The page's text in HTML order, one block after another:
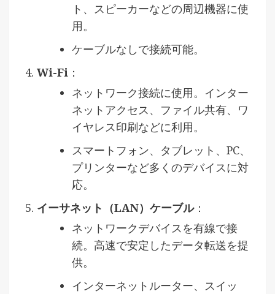
ト、スピーカーなどの周辺機器に使
用。
ケーブルなしで接続可能。
Wi-Fi ：
ネットワーク接続に使用。インター
ネットアクセス、ファイル共有、ワ
イヤレス印刷などに利用。
スマートフォン、タブレット、PC、
プリンターなど多くのデバイスに対
応。
イーサネット（LAN）ケーブル：
ネットワークデバイスを有線で接
続。高速で安定したデータ転送を提
供。
インターネットルーター、スイッ